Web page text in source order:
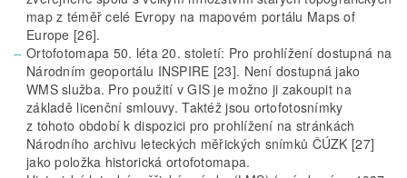
map z téměř celé Evropy na mapovém portálu Maps of
Europe [26].
Ortofotomapa 50. léta 20. století: Pro prohlížení dostupná na
Národním geoportálu INSPIRE [23]. Není dostupná jako
WMS služba. Pro použití v GIS je možno ji zakoupit na
základě licenční smlouvy. Taktéž jsou ortofotosnímky
z tohoto období k dispozici pro prohlížení na stránkách
Národního archivu leteckých měřických snímků ČÚZK [27]
jako položka historická ortofotomapa.